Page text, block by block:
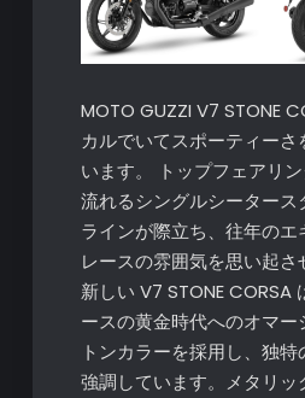
MOTO GUZZI V7 STONE
カルでいてスポーティーさ
います。 トップフェアリ
流れるシングルシータース
ラインが際立ち、往年のエ
レースの雰囲気を思い起さ
新しい V7 STONE CORSA
ースの黄金時代へのオマー
トンカラーを採用し、独
強調しています。メタリッ